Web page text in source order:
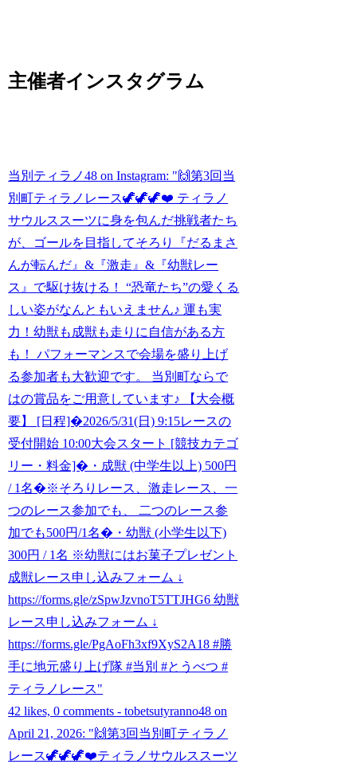
主催者インスタグラム
当別ティラノ48 on Instagram: "🙌第3回当
別町ティラノレース🦖🦖🦖❤️ ティラノ
サウルススーツに身を包んだ挑戦者たち
が、ゴールを目指してそろり『だるまさ
んが転んだ』&『激走』&『幼獣レー
ス』で駆け抜ける！ “恐竜たち”の愛くる
しい姿がなんともいえません♪ 運も実
力！幼獣も成獣も走りに自信がある方
も！ パフォーマンスで会場を盛り上げ
る参加者も大歓迎です。 当別町ならで
はの賞品をご用意しています♪ 【大会概
要】 [日程]�2026/5/31(日) 9:15レースの
受付開始 10:00大会スタート [競技カテゴ
リー・料金]�・成獣 (中学生以上) 500円
/ 1名�※そろりレース、激走レース、一
つのレース参加でも、 二つのレース参
加でも500円/1名�・幼獣 (小学生以下)
300円 / 1名 ※幼獣にはお菓子プレゼント
成獣レース申し込みフォーム ↓
https://forms.gle/zSpwJzvnoT5TTJHG6 幼獣
レース申し込みフォーム ↓
https://forms.gle/PgAoFh3xf9XyS2A18 #勝
手に地元盛り上げ隊 #当別 #とうべつ #
ティラノレース"
42 likes, 0 comments - tobetsutyranno48 on
April 21, 2026: "🙌第3回当別町ティラノ
レース🦖🦖🦖❤️ティラノサウルススーツ